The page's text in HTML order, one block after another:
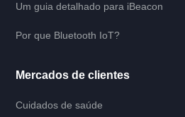
Um guia detalhado para iBeacon
Por que Bluetooth IoT?
Mercados de clientes
Cuidados de saúde